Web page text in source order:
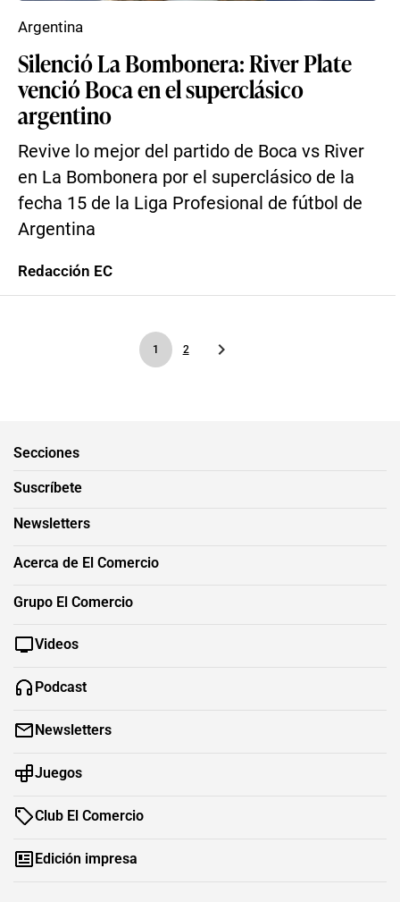
Silenció La Bombonera: River Plate
venció Boca en el superclásico
argentino
Revive lo mejor del partido de Boca vs River
en La Bombonera por el superclásico de la
fecha 15 de la Liga Profesional de fútbol de
Argentina
Argentina
Redacción EC
1 2
Secciones
Suscríbete
Newsletters
Acerca de El Comercio
Grupo El Comercio
Videos
Podcast
Newsletters
Juegos
Club El Comercio
Edición impresa